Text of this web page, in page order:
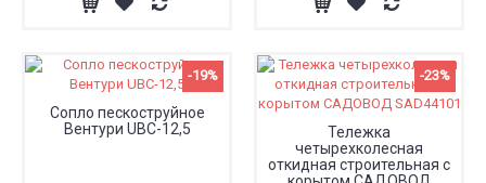
-19%
Сопло пескоструйное
Вентури UBC-12,5
-23%
Тележка
четырехколесная
откидная строительная с